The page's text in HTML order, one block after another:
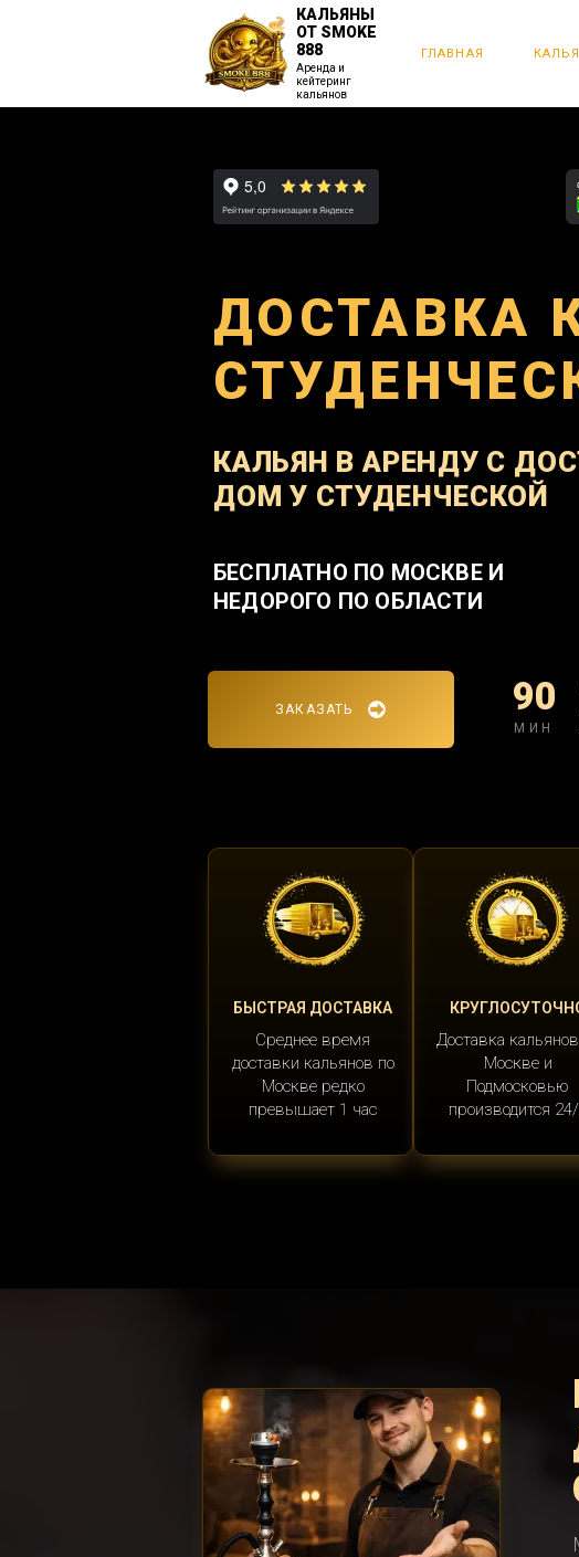
КАЛЬЯНЫ
ОТ SMOKE
888
Аренда и
кейтеринг
кальянов
ГЛАВНАЯ
ДОСТАВКА
КАЛЬЯН В АРЕНДУ С
ДОМ У СТУДЕНЧЕСКОЙ
БЕСПЛАТНО ПО МОСКВЕ И
НЕДОРОГО ПО ОБЛАСТИ
ЗАКАЗАТЬ 90
МИН
БЫСТРАЯ ДОСТАВКА
Среднее время
доставки кальянов по
Москве редко
превышает 1 час
Доставка
Москве и
Подмосковью
производится